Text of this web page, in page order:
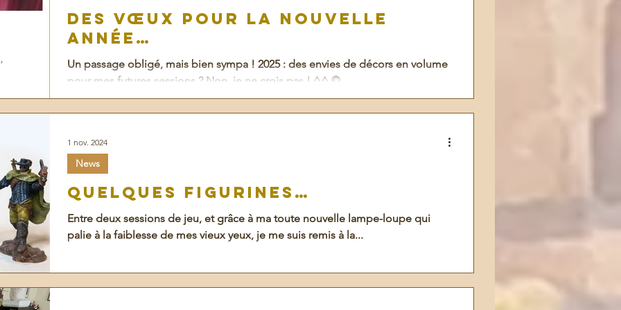
Des vœux pour la nouvelle
année…
Un passage obligé, mais bien sympa ! 2025 : des envies de décors en volume
pour mes futures sessions ? Non, je ne crois pas ! ^^ ©...
quelques figurines…
Entre deux sessions de jeu, et grâce à ma toute nouvelle lampe-loupe qui
palie à la faiblesse de mes vieux yeux, je me suis remis à la...
News
1 nov. 2024